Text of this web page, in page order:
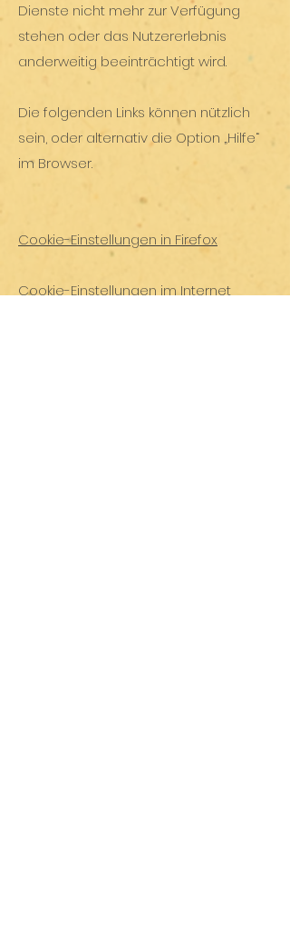
Dienste nicht mehr zur Verfügung
stehen oder das Nutzererlebnis
anderweitig beeinträchtigt wird.
Die folgenden Links können nützlich
sein, oder alternativ die Option „Hilfe“
im Browser.
Cookie-Einstellungen in Firefox
Cookie-Einstellungen im Internet